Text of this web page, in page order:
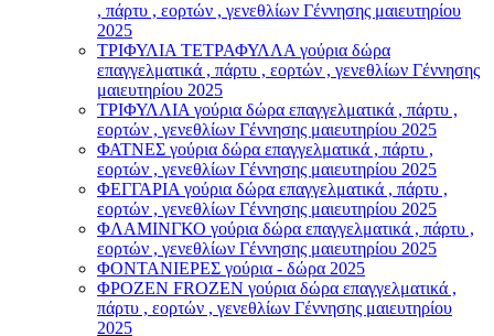
, πάρτυ , εορτών , γενεθλίων Γέννησης μαιευτηρίου
2025
ΤΡΙΦΥΛΙΑ ΤΕΤΡΑΦΥΛΛΑ γούρια δώρα
επαγγελματικά , πάρτυ , εορτών , γενεθλίων Γέννησης
μαιευτηρίου 2025
ΤΡΙΦΥΛΛΙΑ γούρια δώρα επαγγελματικά , πάρτυ ,
εορτών , γενεθλίων Γέννησης μαιευτηρίου 2025
ΦΑΤΝΕΣ γούρια δώρα επαγγελματικά , πάρτυ ,
εορτών , γενεθλίων Γέννησης μαιευτηρίου 2025
ΦΕΓΓΑΡΙΑ γούρια δώρα επαγγελματικά , πάρτυ ,
εορτών , γενεθλίων Γέννησης μαιευτηρίου 2025
ΦΛΑΜΙΝΓΚΟ γούρια δώρα επαγγελματικά , πάρτυ ,
εορτών , γενεθλίων Γέννησης μαιευτηρίου 2025
ΦΟΝΤΑΝΙΕΡΕΣ γούρια - δώρα 2025
ΦΡΟΖΕΝ FROZEN γούρια δώρα επαγγελματικά ,
πάρτυ , εορτών , γενεθλίων Γέννησης μαιευτηρίου
2025